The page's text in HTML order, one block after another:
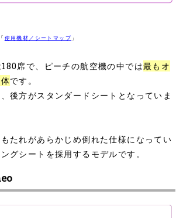
使用機材／シートマップ 」
席で、ピーチの航空機の中では最もオ
です。
後方がスタンダードシートとなっていま
たれがあらかじめ倒れた仕様になってい
グシートを採用するモデルです。